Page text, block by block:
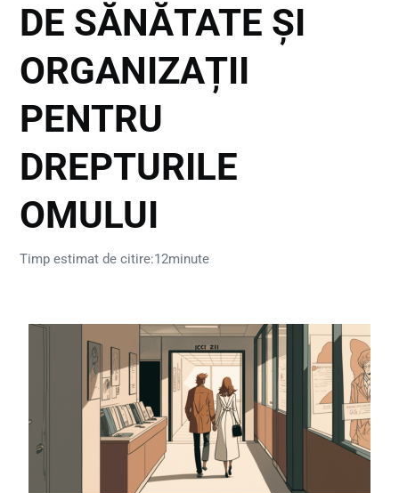
DE SĂNĂTATE ȘI
ORGANIZAȚII
PENTRU
DREPTURILE
OMULUI
Timp estimat de citire:12minute